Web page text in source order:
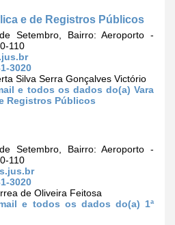
e de Registros Públicos
Setembro, Bairro: Aeroporto -
110
3020
Silva Serra Gonçalves Victório
e todos os dados do(a) Vara
Registros Públicos
Setembro, Bairro: Aeroporto -
110
3020
de Oliveira Feitosa
e todos os dados do(a) 1ª